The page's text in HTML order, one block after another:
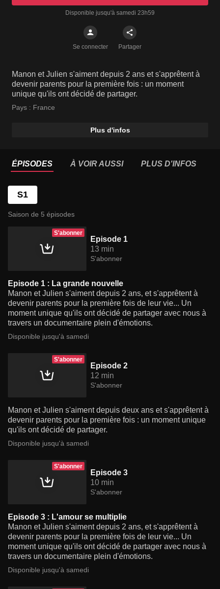
Disponible jusqu'à samedi 23h59
Se connecter Partager
Manon et Julien s'aiment depuis 2 ans et s'apprêtent à
devenir parents pour la première fois : un moment
unique qu'ils ont décidé de partager.
Pays : France
Plus d'infos
ÉPISODES À VOIR AUSSI PLUS D'INFOS
S1
Saison de 5 épisodes
S'abonner
Episode 1
13 min
S'abonner
Episode 1 : La grande nouvelle
Manon et Julien s'aiment depuis 2 ans, et s'apprêtent à
devenir parents pour la première fois de leur vie... Un
moment unique qu'ils ont décidé de partager avec nous à
travers un documentaire plein d'émotions.
Disponible jusqu'à samedi
S'abonner
Episode 2
12 min
S'abonner
Manon et Julien s'aiment depuis deux ans et s'apprêtent à
devenir parents pour la première fois : un moment unique
qu'ils ont décidé de partager.
Disponible jusqu'à samedi
S'abonner
Episode 3
10 min
S'abonner
Episode 3 : L'amour se multiplie
Manon et Julien s'aiment depuis 2 ans, et s'apprêtent à
devenir parents pour la première fois de leur vie... Un
moment unique qu'ils ont décidé de partager avec nous à
travers un documentaire plein d'émotions.
Disponible jusqu'à samedi